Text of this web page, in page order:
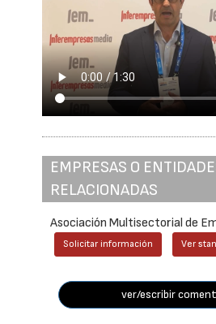
EMPRESAS O
RELACIONADAS
Asociación Multisectorial de
Solicitar información Ver
ver/escribir